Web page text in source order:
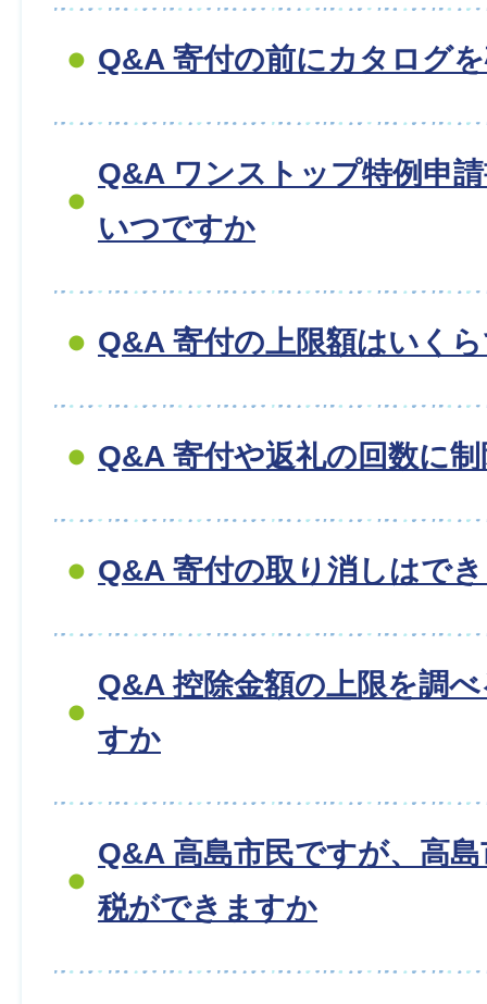
Q&A 寄付の前にカタログ
Q&A ワンストップ特例申
いつですか
Q&A 寄付の上限額はいく
Q&A 寄付や返礼の回数に
Q&A 寄付の取り消しはで
Q&A 控除金額の上限を調
すか
Q&A 高島市民ですが、高
税ができますか